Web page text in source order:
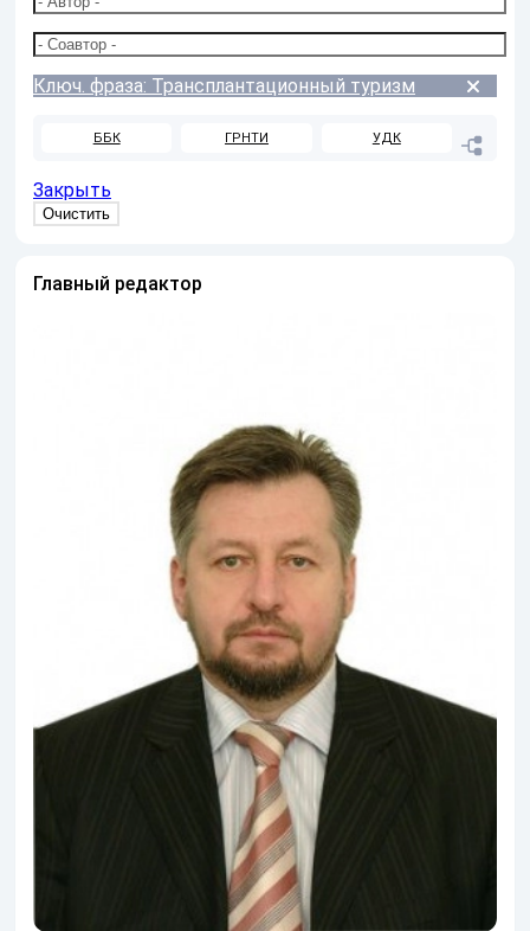
Ключ. фраза: Трансплантационный туризм
ББК ГРНТИ УДК
Закрыть
Главный редактор